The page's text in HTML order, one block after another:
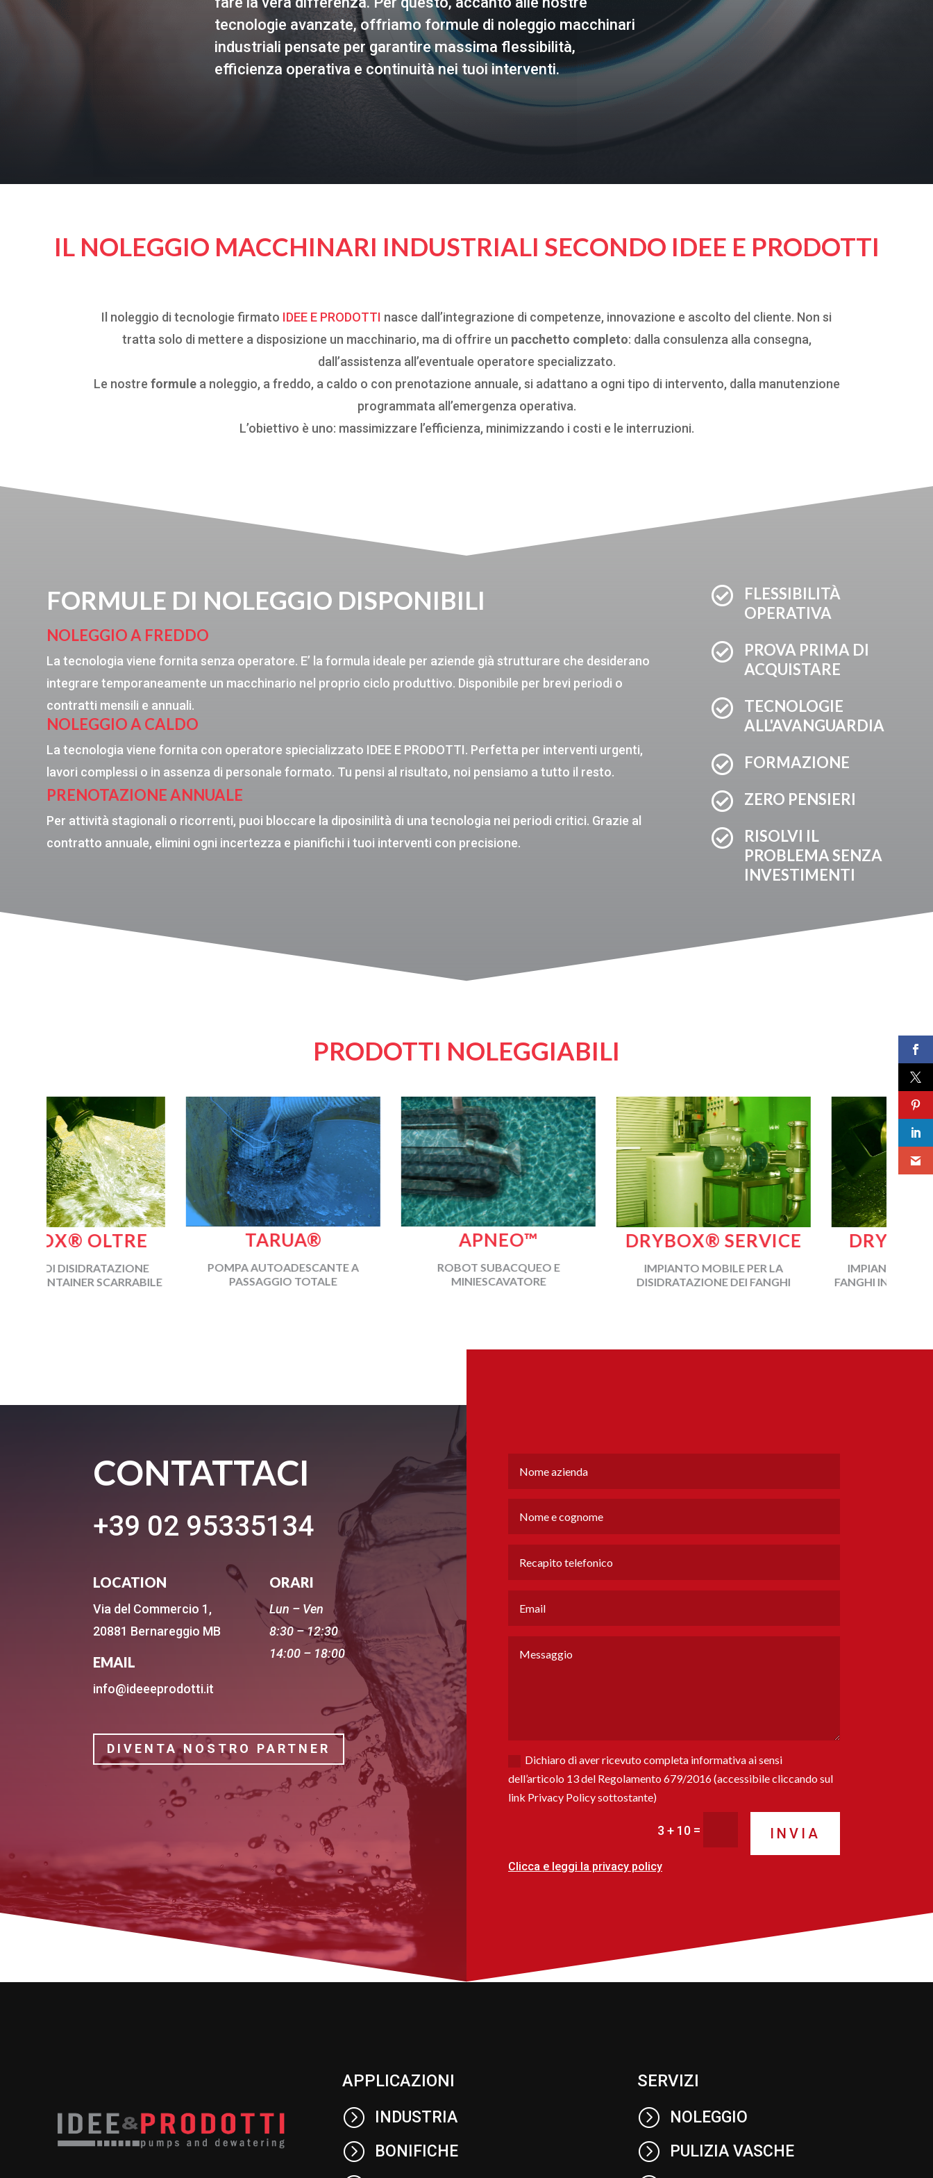
tecnologie avanzate, offriamo formule di noleggio macchinari
industriali pensate per garantire massima flessibilità,
efficienza operativa e continuità nei tuoi interventi.
IL NOLEGGIO MACCHINARI INDUSTRIALI SECONDO IDEE E PRODOTTI
Il noleggio di tecnologie firmato IDEE E PRODOTTI nasce dall’integrazione di competenze, innovazione e ascolto del cliente. Non si
tratta solo di mettere a disposizione un macchinario, ma di offrire un pacchetto completo: dalla consulenza alla consegna,
dall’assistenza all’eventuale operatore specializzato.
Le nostre formulea noleggio, a freddo, a caldo o con prenotazione annuale, si adattano a ogni tipo di intervento, dalla manutenzione
programmata all’emergenza operativa.
L’obiettivo è uno: massimizzare l’efficienza, minimizzando i costi e le interruzioni.
FORMULE DI NOLEGGIO DISPONIBILI
NOLEGGIO A FREDDO
La tecnologia viene fornita senza operatore. E’ la formula ideale per aziende già strutturare che desiderano
integrare temporaneamente un macchinario nel proprio ciclo produttivo. Disponibile per brevi periodi o
contratti mensili e annuali.
NOLEGGIO A CALDO
La tecnologia viene fornita con operatore spiecializzato IDEE E PRODOTTI. Perfetta per interventi urgenti,
lavori complessi o in assenza di personale formato. Tu pensi al risultato, noi pensiamo a tutto il resto.
PRENOTAZIONE ANNUALE
Per attività stagionali o ricorrenti, puoi bloccare la diposinilità di una tecnologia nei periodi critici. Grazie al
contratto annuale, elimini ogni incertezza e pianifichi i tuoi interventi con precisione.

FLESSIBILITÀ
OPERATIVA

PROVA PRIMA DI
ACQUISTARE

TECNOLOGIE
ALL'AVANGUARDIA
 FORMAZIONE
 ZERO PENSIERI

RISOLVI IL
PROBLEMA SENZA
INVESTIMENTI
PRODOTTI NOLEGGIABILI
TARUA®
POMPA AUTOADESCANTE A
PASSAGGIO TOTALE
ROBOT SUBACQUEO E
MINIESCAVATORE
DRYBOX® SERVICE
IMPIANTO MOBILE PER LA
DISIDRATAZIONE DEI FANGHI
DRYBOX® OLTRE
IMPIANTO DI DISIDRATAZIONE
FANGHI IN CONTAINER SCARRABILE
CONTATTACI
+39 02 95335134
LOCATION
Via del Commercio 1,
20881 Bernareggio MB
EMAIL
info@ideeeprodotti.it
ORARI
Lun – Ven
8:30 – 12:30
14:00 – 18:00
DIVENTA NOSTRO PARTNER
Dichiaro di aver ricevuto completa informativa ai sensi
dell’articolo 13 del Regolamento 679/2016 (accessibile cliccando sul
link Privacy Policy sottostante)
3 + 10= INVIA
Clicca e leggi la privacy policy
APPLICAZIONI
= INDUSTRIA
= BONIFICHE
SERVIZI
= NOLEGGIO
= PULIZIA VASCHE